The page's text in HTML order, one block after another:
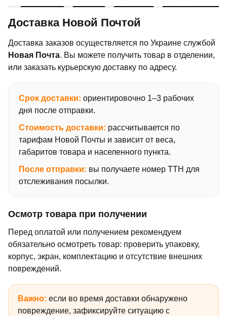
Доставка Новой Почтой
Доставка заказов осуществляется по Украине службой
Новая Почта. Вы можете получить товар в отделении,
или заказать курьерскую доставку по адресу.
Срок доставки: ориентировочно 1–3 рабочих
дня после отправки.
Стоимость доставки: рассчитывается по
тарифам Новой Почты и зависит от веса,
габаритов товара и населенного пункта.
После отправки: вы получаете номер ТТН для
отслеживания посылки.
Осмотр товара при получении
Перед оплатой или получением рекомендуем
обязательно осмотреть товар: проверить упаковку,
корпус, экран, комплектацию и отсутствие внешних
повреждений.
Важно: если во время доставки обнаружено
повреждение, зафиксируйте ситуацию с